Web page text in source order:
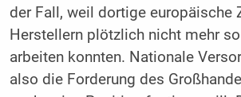
der Fall, weil dortige europäische
Herstellern plötzlich nicht mehr
arbeiten konnten. Nationale
also die Forderung des